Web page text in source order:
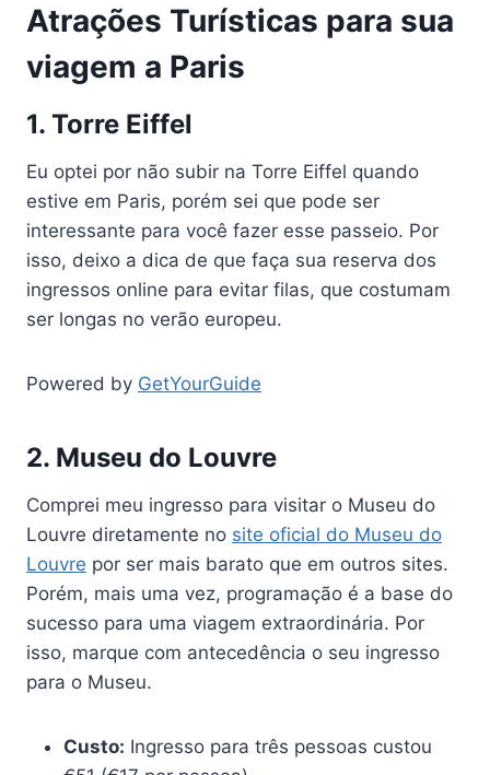
Atrações Turísticas para sua
viagem a Paris
1. Torre Eiffel
Eu optei por não subir na Torre Eiffel quando
estive em Paris, porém sei que pode ser
interessante para você fazer esse passeio. Por
isso, deixo a dica de que faça sua reserva dos
ingressos online para evitar filas, que costumam
ser longas no verão europeu.
Powered by GetYourGuide
2. Museu do Louvre
Comprei meu ingresso para visitar o Museu do
Louvre diretamente no site oficial do Museu do
Louvre por ser mais barato que em outros sites.
Porém, mais uma vez, programação é a base do
sucesso para uma viagem extraordinária. Por
isso, marque com antecedência o seu ingresso
para o Museu.
Custo: Ingresso para três pessoas custou